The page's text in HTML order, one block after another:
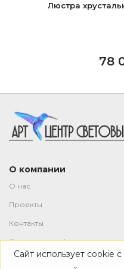
Люстра
78
О компании
О нас
Проекты
Контакты
Политика
Сайт использует cookie